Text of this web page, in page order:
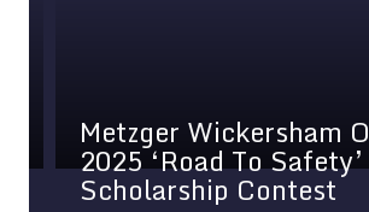
Metzger Wickersham Opens
2025 ‘Road To Safety’
Scholarship Contest